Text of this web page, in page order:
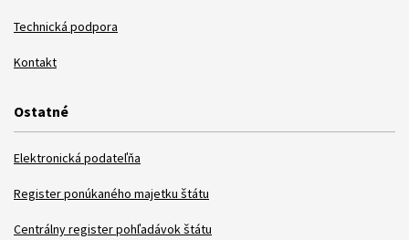
Technická podpora
Kontakt
Ostatné
Elektronická podateľňa
Register ponúkaného majetku štátu
Centrálny register pohľadávok štátu